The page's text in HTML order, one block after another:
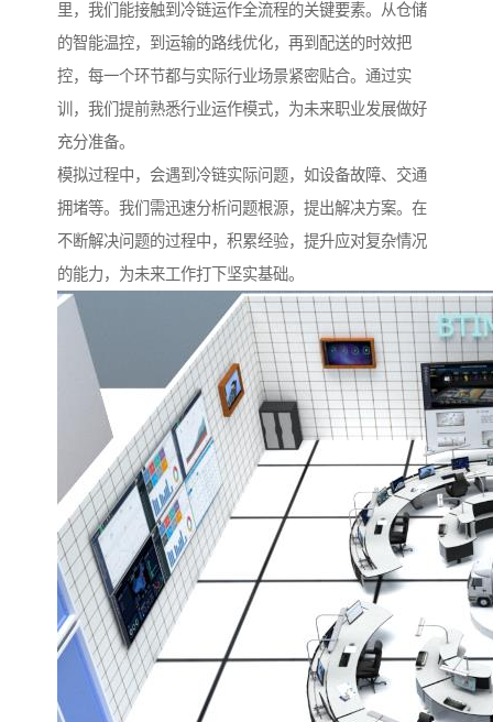
里，我们能接触到冷链运作全流程的关键要素。从仓储
的智能温控，到运输的路线优化，再到配送的时效把
控，每一个环节都与实际行业场景紧密贴合。通过实
训，我们提前熟悉行业运作模式，为未来职业发展做好
充分准备。
模拟过程中，会遇到冷链实际问题，如设备故障、交通
拥堵等。我们需迅速分析问题根源，提出解决方案。在
不断解决问题的过程中，积累经验，提升应对复杂情况
的能力，为未来工作打下坚实基础。